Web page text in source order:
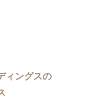
ィングスの